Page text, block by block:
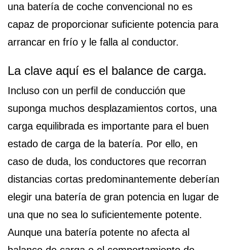
una batería de coche convencional no es
capaz de proporcionar suficiente potencia para
arrancar en frío y le falla al conductor.
La clave aquí es el balance de carga.
Incluso con un perfil de conducción que
suponga muchos desplazamientos cortos, una
carga equilibrada es importante para el buen
estado de carga de la batería. Por ello, en
caso de duda, los conductores que recorran
distancias cortas predominantemente deberían
elegir una batería de gran potencia en lugar de
una que no sea lo suficientemente potente.
Aunque una batería potente no afecta al